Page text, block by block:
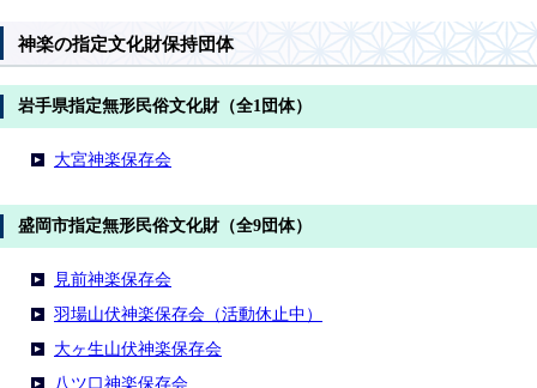
神楽の指定文化財保持団体
岩手県指定無形民俗文化財（全1団体）
大宮神楽保存会
盛岡市指定無形民俗文化財（全9団体）
見前神楽保存会
羽場山伏神楽保存会（活動休止中）
大ヶ生山伏神楽保存会
八ツ口神楽保存会